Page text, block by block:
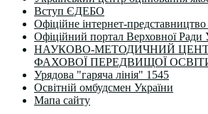
Вступ ЄДЕБО
Офіційне інтернет-
Офіційний портал Верховної Ради
НАУКОВО-МЕТОДИЧНИЙ
ФАХОВОЇ ПЕРЕДВИЩОЇ
Урядова "гаряча лінія" 1545
Освітній омбудсмен України
Мапа сайту